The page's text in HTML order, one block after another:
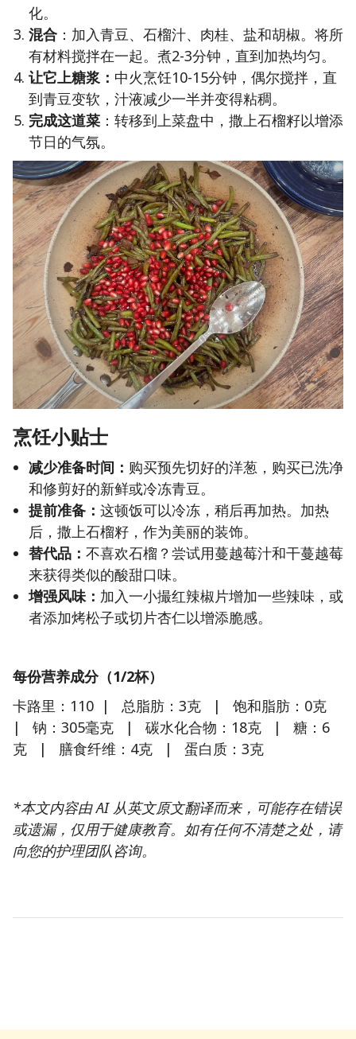
化。
混合 ：加入青豆、石榴汁、肉桂、盐和胡椒。将所
有材料搅拌在一起。煮2-3分钟，直到加热均匀。
让它上糖浆： 中火烹饪10-15分钟，偶尔搅拌，直
到青豆变软，汁液减少一半并变得粘稠。
完成这道菜 ：转移到上菜盘中，撒上石榴籽以增添
节日的气氛。
烹饪小贴士
减少准备时间： 购买预先切好的洋葱，购买已洗净
和修剪好的新鲜或冷冻青豆。
提前准备： 这顿饭可以冷冻，稍后再加热。加热
后，撒上石榴籽，作为美丽的装饰。
替代品： 不喜欢石榴？尝试用蔓越莓汁和干蔓越莓
来获得类似的酸甜口味。
增强风味： 加入一小撮红辣椒片增加一些辣味，或
者添加烤松子或切片杏仁以增添脆感。
每份营养成分（1/2杯）
卡路里：110 | 总脂肪：3克 | 饱和脂肪：0克
| 钠：305毫克 | 碳水化合物：18克 | 糖：6
克 | 膳食纤维：4克 | 蛋白质：3克
*本文内容由 AI 从英文原文翻译而来，可能存在错误
或遗漏，仅用于健康教育。如有任何不清楚之处，请
向您的护理团队咨询。